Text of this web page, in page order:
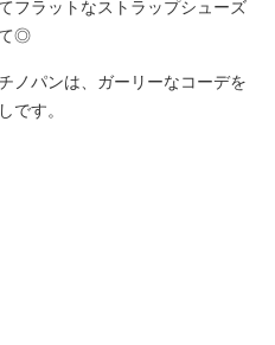
フラットなストラップシューズ
て◎
ノパンは、ガーリーなコーデを
です。